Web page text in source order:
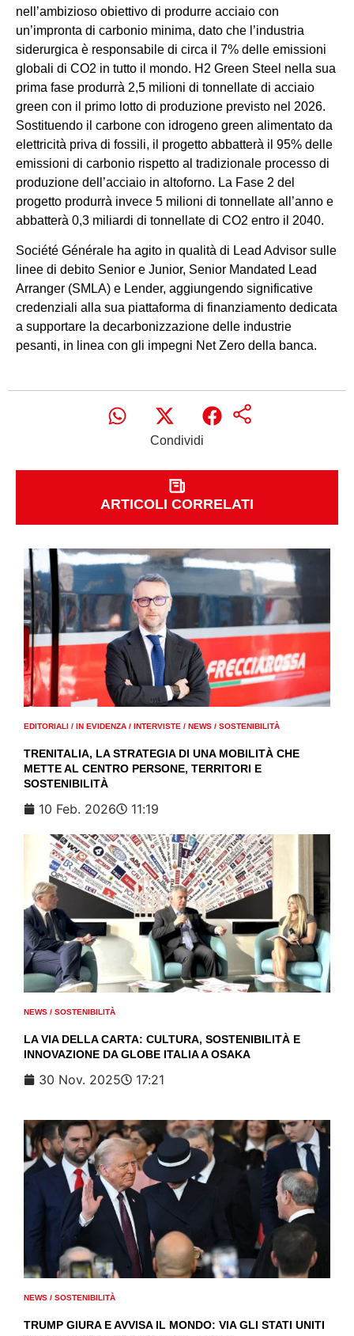
nell’ambizioso obiettivo di produrre acciaio con
un’impronta di carbonio minima, dato che l’industria
siderurgica è responsabile di circa il 7% delle emissioni
globali di CO2 in tutto il mondo. H2 Green Steel nella sua
prima fase produrrà 2,5 milioni di tonnellate di acciaio
green con il primo lotto di produzione previsto nel 2026.
Sostituendo il carbone con idrogeno green alimentato da
elettricità priva di fossili, il progetto abbatterà il 95% delle
emissioni di carbonio rispetto al tradizionale processo di
produzione dell’acciaio in altoforno. La Fase 2 del
progetto produrrà invece 5 milioni di tonnellate all’anno e
abbatterà 0,3 miliardi di tonnellate di CO2 entro il 2040.
Société Générale ha agito in qualità di Lead Advisor sulle
linee di debito Senior e Junior, Senior Mandated Lead
Arranger (SMLA) e Lender, aggiungendo significative
credenziali alla sua piattaforma di finanziamento dedicata
a supportare la decarbonizzazione delle industrie
pesanti, in linea con gli impegni Net Zero della banca.
Condividi
ARTICOLI CORRELATI
EDITORIALI / IN EVIDENZA / INTERVISTE / NEWS / SOSTENIBILITÀ
TRENITALIA, LA STRATEGIA DI UNA MOBILITÀ CHE
METTE AL CENTRO PERSONE, TERRITORI E
SOSTENIBILITÀ
10 Feb. 2026 11:19
NEWS / SOSTENIBILITÀ
LA VIA DELLA CARTA: CULTURA, SOSTENIBILITÀ E
INNOVAZIONE DA GLOBE ITALIA A OSAKA
30 Nov. 2025 17:21
NEWS / SOSTENIBILITÀ
TRUMP GIURA E AVVISA IL MONDO: VIA GLI STATI UNITI